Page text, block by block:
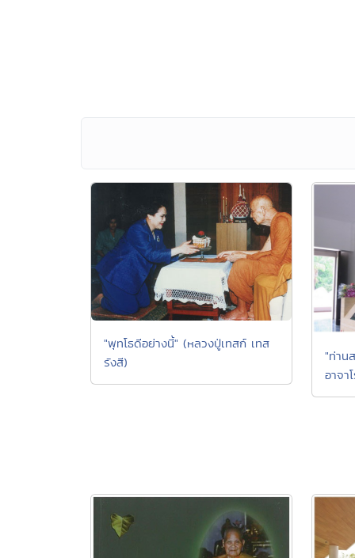
"พุทโธดีอย่างนี้" (หลวงปู่เทสก์ เทส
รังสี)
"ท่าน
อาจา